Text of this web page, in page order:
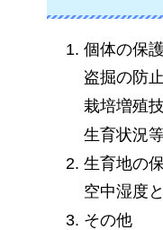
個体の保護
盗掘の防
栽培増殖
生育状況
生育地の
空中湿度
その他